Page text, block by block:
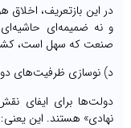
در این بازتعریف،
و نه ضمیمه‌ای
صنعت که سهل است،
د) نوسازی ظرفیت‌های
دولت‌ها برای ایفای
نهادی» هستند. این یعنی: